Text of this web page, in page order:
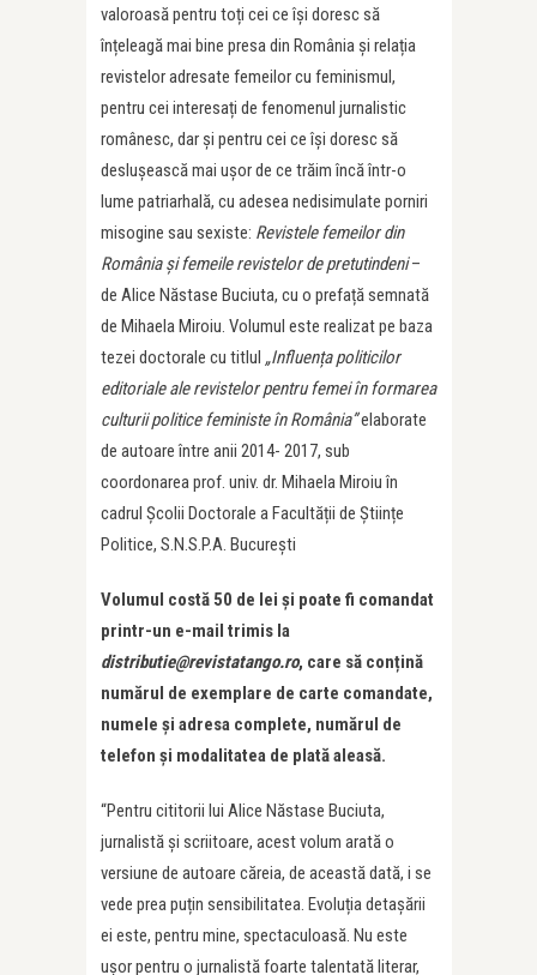
valoroasă pentru toți cei ce își doresc să
înțeleagă mai bine presa din România și relația
revistelor adresate femeilor cu feminismul,
pentru cei interesați de fenomenul jurnalistic
românesc, dar și pentru cei ce își doresc să
deslușească mai ușor de ce trăim încă într-o
lume patriarhală, cu adesea nedisimulate porniri
misogine sau sexiste: Revistele femeilor din
România și femeile revistelor de pretutindeni–
de Alice Năstase Buciuta, cu o prefață semnată
de Mihaela Miroiu. Volumul este realizat pe baza
tezei doctorale cu titlul „Influența politicilor
editoriale ale revistelor pentru femei în formarea
culturii politice feministe în România”elaborate
de autoare între anii 2014- 2017, sub
coordonarea prof. univ. dr. Mihaela Miroiu în
cadrul Școlii Doctorale a Facultății de Științe
Politice, S.N.S.P.A. București
Volumul costă 50 de lei și poate fi comandat
printr-un e-mail trimis la
distributie@revistatango.ro, care să conțină
numărul de exemplare de carte comandate,
numele și adresa complete, numărul de
telefon și modalitatea de plată aleasă.
“Pentru cititorii lui Alice Năstase Buciuta,
jurnalistă și scriitoare, acest volum arată o
versiune de autoare căreia, de această dată, i se
vede prea puțin sensibilitatea. Evoluția detașării
ei este, pentru mine, spectaculoasă. Nu este
uşor pentru o jurnalistă foarte talentată literar,